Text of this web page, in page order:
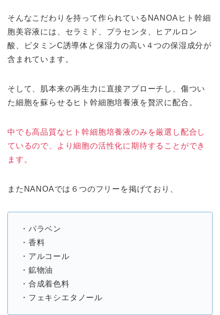
そんなこだわりを持って作られているNANOAヒト幹細
胞美容液には、セラミド、プラセンタ、ヒアルロン
酸、ビタミンC誘導体と保湿力の高い４つの保湿成分が
含まれています。
そして、肌本来の再生力に直接アプローチし、傷つい
た細胞を蘇らせるヒト幹細胞培養液を贅沢に配合。
中でも高品質なヒト幹細胞培養液のみを厳選し配合し
ているので、より細胞の活性化に期待することができ
ます。
またNANOAでは６つのフリーを掲げており、
・パラベン
・香料
・アルコール
・鉱物油
・合成着色料
・フェキシエタノール